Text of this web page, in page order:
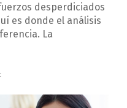
desperdiciados
es donde el análisis
La